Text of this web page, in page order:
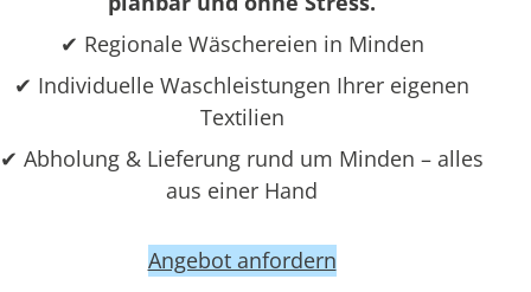
✔ Regionale Wäschereien in Minden
✔ Individuelle Waschleistungen Ihrer eigenen
Textilien
✔ Abholung & Lieferung rund um Minden – alles
aus einer Hand
Angebot anfordern